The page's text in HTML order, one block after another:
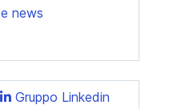
news
Gruppo Linkedin